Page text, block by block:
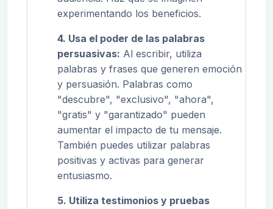
experimentando los beneficios.
4. Usa el poder de las palabras
persuasivas: Al escribir, utiliza
palabras y frases que generen emoción
y persuasión. Palabras como
"descubre", "exclusivo", "ahora",
"gratis" y "garantizado" pueden
aumentar el impacto de tu mensaje.
También puedes utilizar palabras
positivas y activas para generar
entusiasmo.
5. Utiliza testimonios y pruebas